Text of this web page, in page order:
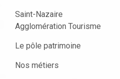
Saint-Nazaire
Agglomération Tourisme
Le pôle patrimoine
Nos métiers